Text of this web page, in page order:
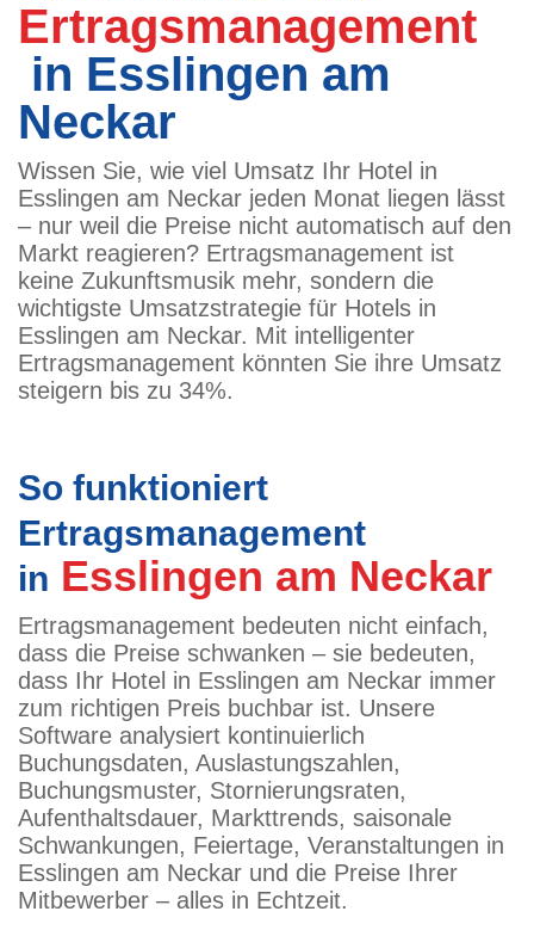
Ertragsmanagement
in Esslingen am
Neckar
Wissen Sie, wie viel Umsatz Ihr Hotel in
Esslingen am Neckar jeden Monat liegen lässt
– nur weil die Preise nicht automatisch auf den
Markt reagieren? Ertragsmanagement ist
keine Zukunftsmusik mehr, sondern die
wichtigste Umsatzstrategie für Hotels in
Esslingen am Neckar. Mit intelligenter
Ertragsmanagement könnten Sie ihre Umsatz
steigern bis zu 34%.
So funktioniert
Ertragsmanagement
in Esslingen am Neckar
Ertragsmanagement bedeuten nicht einfach,
dass die Preise schwanken – sie bedeuten,
dass Ihr Hotel in Esslingen am Neckar immer
zum richtigen Preis buchbar ist. Unsere
Software analysiert kontinuierlich
Buchungsdaten, Auslastungszahlen,
Buchungsmuster, Stornierungsraten,
Aufenthaltsdauer, Markttrends, saisonale
Schwankungen, Feiertage, Veranstaltungen in
Esslingen am Neckar und die Preise Ihrer
Mitbewerber – alles in Echtzeit.